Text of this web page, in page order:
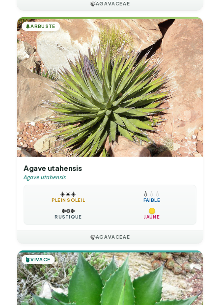
🍃AGAVACEAE
🌲ARBUSTE
Agave utahensis
Agave utahensis
☀️☀️☀️
PLEIN SOLEIL
💧 💧 💧
FAIBLE
❄️❄️❄️
RUSTIQUE JAUNE
🍃AGAVACEAE
🪴VIVACE